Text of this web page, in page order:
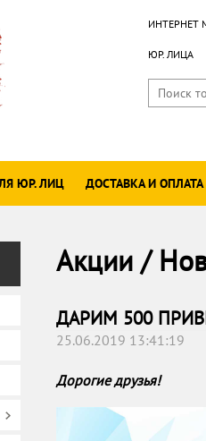
ИНТЕРНЕТ
ЮР. ЛИЦА
ЮР. ЛИЦ ДОСТАВКА И ОПЛАТА
Акции /
ДАРИМ 500
25.06.2019 13:41:19
Дорогие друзья!